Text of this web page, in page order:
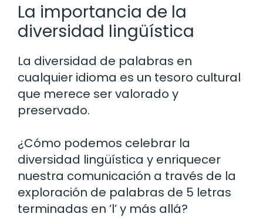
La importancia de la
diversidad lingüística
La diversidad de palabras en
cualquier idioma es un tesoro cultural
que merece ser valorado y
preservado.
¿Cómo podemos celebrar la
diversidad lingüística y enriquecer
nuestra comunicación a través de la
exploración de palabras de 5 letras
terminadas en ‘l’ y más allá?